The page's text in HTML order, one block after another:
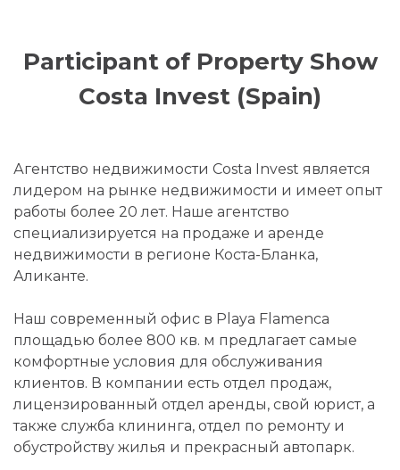
Participant of Property Show
Costa Invest (Spain)
Агентство недвижимости Costa Invest является
лидером на рынке недвижимости и имеет опыт
работы более 20 лет. Наше агентство
специализируется на продаже и аренде
недвижимости в регионе Коста-Бланка,
Аликанте.
Наш современный офис в Playa Flamenca
площадью более 800 кв. м предлагает самые
комфортные условия для обслуживания
клиентов. В компании есть отдел продаж,
лицензированный отдел аренды, свой юрист, а
также служба клининга, отдел по ремонту и
обустройству жилья и прекрасный автопарк.